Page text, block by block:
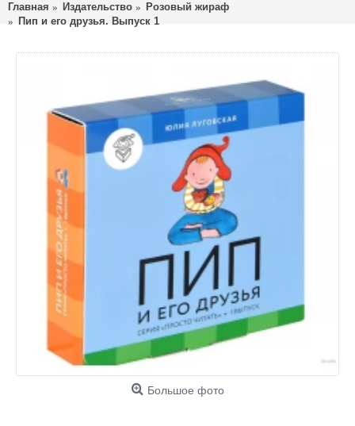
Главная Издательство
Розовый жираф
Пип и его друзья. Выпуск 1
Большое фото